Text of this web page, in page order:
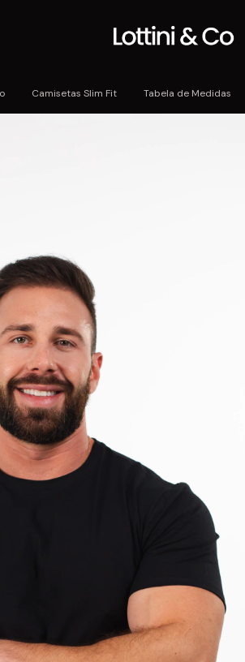
Camisetas Slim Fit Tabela de Medidas